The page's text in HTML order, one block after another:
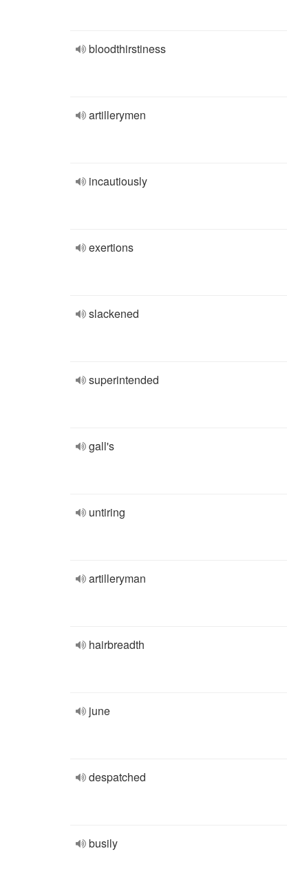
bloodthirstiness
artillerymen
incautiously
exertions
slackened
superintended
gall's
untiring
artilleryman
hairbreadth
june
despatched
busily